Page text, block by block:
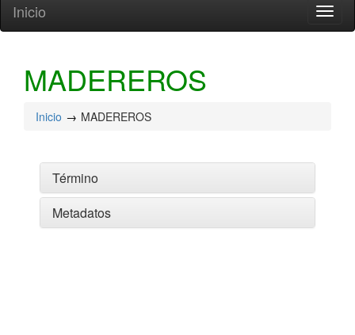
Inicio
MADEREROS
Inicio MADEREROS
Término
Metadatos